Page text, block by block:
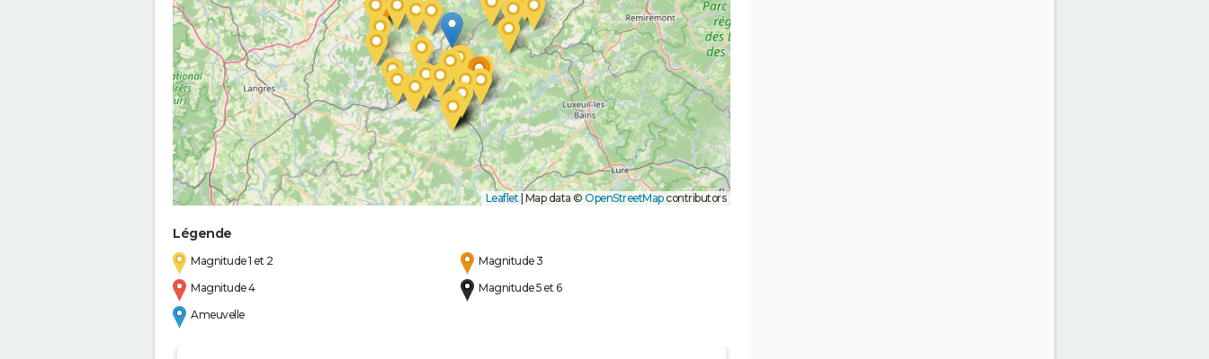
Leaflet | Map data © OpenStreetMapcontributors
Légende
Magnitude 1 et 2
Magnitude 3
Magnitude 4
Magnitude 5 et 6
Ameuvelle